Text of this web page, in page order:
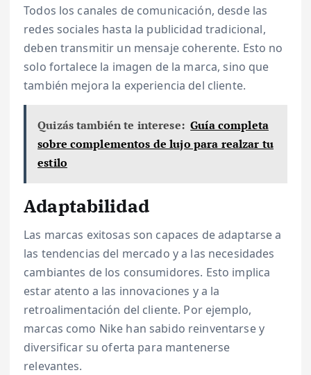
Todos los canales de comunicación, desde las
redes sociales hasta la publicidad tradicional,
deben transmitir un mensaje coherente. Esto no
solo fortalece la imagen de la marca, sino que
también mejora la experiencia del cliente.
Quizás también te interese: Guía completa
sobre complementos de lujo para realzar tu
estilo
Adaptabilidad
Las marcas exitosas son capaces de adaptarse a
las tendencias del mercado y a las necesidades
cambiantes de los consumidores. Esto implica
estar atento a las innovaciones y a la
retroalimentación del cliente. Por ejemplo,
marcas como Nike han sabido reinventarse y
diversificar su oferta para mantenerse
relevantes.